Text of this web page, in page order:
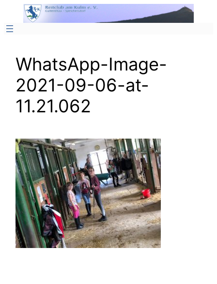
Inhalt
springen
WhatsApp-Image-
2021-09-06-at-
11.21.062